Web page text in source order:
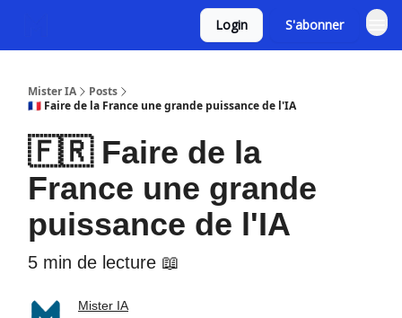
Login S'abonner
Mister IA
Posts
🇫🇷 Faire de la France une grande puissance de l'IA
🇫🇷 Faire de la
France une grande
puissance de l'IA
5 min de lecture 📖
Mister IA